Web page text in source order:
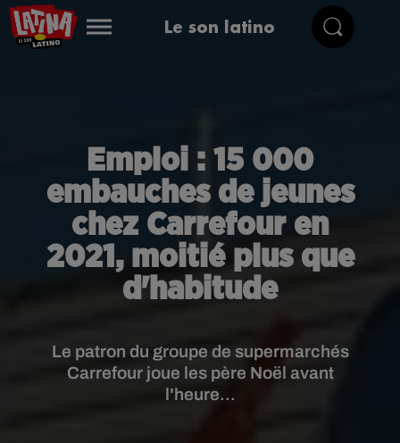
Le son latino
Emploi : 15 000
embauches de jeunes
chez Carrefour en
2021, moitié plus que
d'habitude
Le patron du groupe de supermarchés
Carrefour joue les père Noël avant
l'heure...